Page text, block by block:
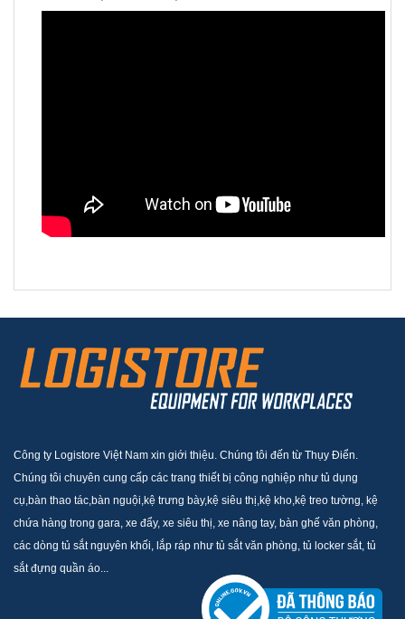
Công ty Logistore Việt Nam xin giới thiệu. Chúng tôi đến từ Thụy Điển.
Chúng tôi chuyên cung cấp các trang thiết bị công nghiệp như tủ dụng
cụ,bàn thao tác,bàn nguội,kệ trưng bày,kệ siêu thị,kệ kho,kệ treo tường, kệ
chứa hàng trong gara, xe đẩy, xe siêu thị, xe nâng tay, bàn ghế văn phòng,
các dòng tủ sắt nguyên khối, lắp ráp như tủ sắt văn phòng, tủ locker sắt, tủ
sắt đựng quần áo...